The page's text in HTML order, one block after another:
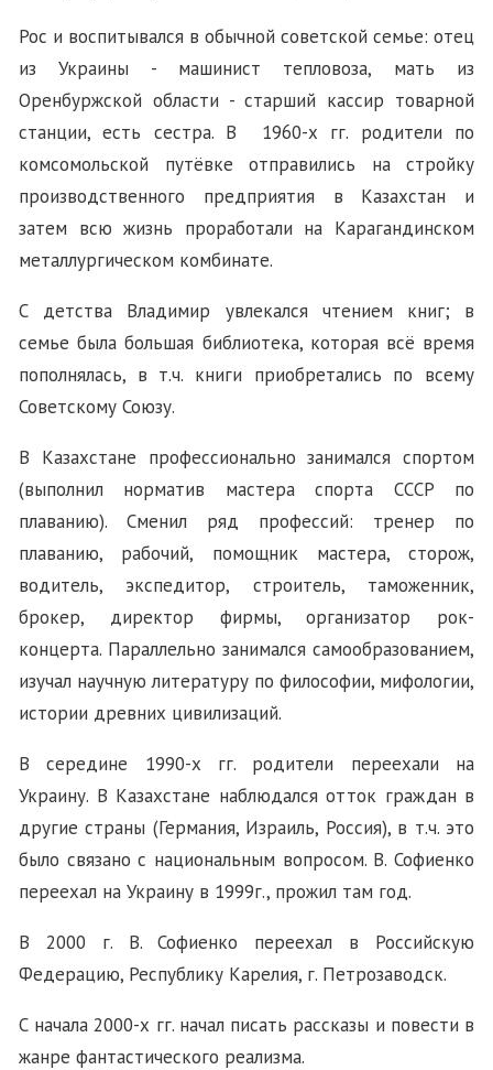
Рос и воспитывался в обычной советской семье: отец
из Украины - машинист тепловоза, мать из
Оренбуржской области - старший кассир товарной
станции, есть сестра. В 1960-х гг. родители по
комсомольской путёвке отправились на стройку
производственного предприятия в Казахстан и
затем всю жизнь проработали на Карагандинском
металлургическом комбинате.
С детства Владимир увлекался чтением книг; в
семье была большая библиотека, которая всё время
пополнялась, в т.ч. книги приобретались по всему
Советскому Союзу.
В Казахстане профессионально занимался спортом
(выполнил норматив мастера спорта СССР по
плаванию). Сменил ряд профессий: тренер по
плаванию, рабочий, помощник мастера, сторож,
водитель, экспедитор, строитель, таможенник,
брокер, директор фирмы, организатор рок-
концерта. Параллельно занимался самообразованием,
изучал научную литературу по философии, мифологии,
истории древних цивилизаций.
В середине 1990-х гг. родители переехали на
Украину. В Казахстане наблюдался отток граждан в
другие страны (Германия, Израиль, Россия), в т.ч. это
было связано с национальным вопросом. В. Софиенко
переехал на Украину в 1999г., прожил там год.
В 2000 г. В. Софиенко переехал в Российскую
Федерацию, Республику Карелия, г. Петрозаводск.
С начала 2000-х гг. начал писать рассказы и повести в
жанре фантастического реализма.